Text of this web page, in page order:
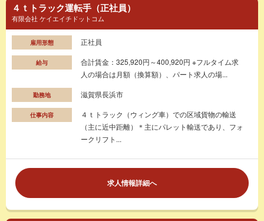
４ｔトラック運転手（正社員）
有限会社 ケイエイチドットコム
雇用形態 正社員
給与
合計賃金：325,920円～400,920円 ※フルタイム求
人の場合は月額（換算額）、パート求人の場...
勤務地 滋賀県長浜市
仕事内容
４ｔトラック（ウィング車）での区域貨物の輸送
（主に近中距離）＊主にパレット輸送であり、フォ
ークリフト...
求人情報詳細へ